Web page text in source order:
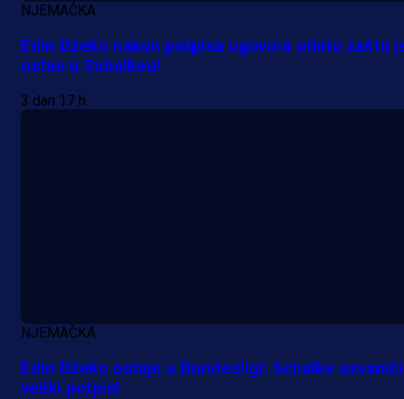
1 dan 17 h
NJEMAČKA
Edin Džeko nakon potpisa ugovora otkrio zašto
ostao u Schalkeu!
3 dan 17 h
NJEMAČKA
Edin Džeko ostaje u Bundesligi: Schalke
veliki potpis!